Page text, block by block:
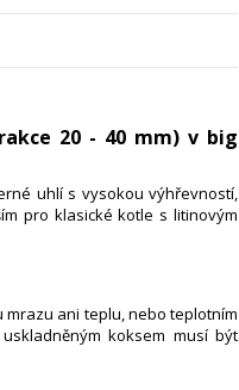
20 - 40 mm) v big
uhlí s vysokou výhřevností,
pro klasické kotle s litinovým
ani teplu, nebo teplotním
koksem musí být